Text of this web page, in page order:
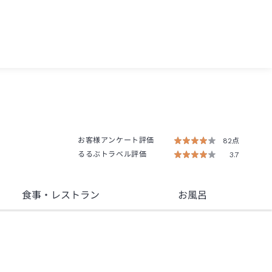
お客様アンケート評価
82点
るるぶトラベル評価
3.7
食事 ・レストラン お風呂